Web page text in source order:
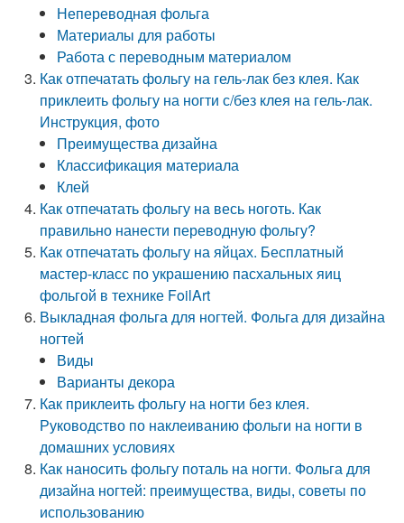
Непереводная фольга
Материалы для работы
Работа с переводным материалом
Как отпечатать фольгу на гель-лак без клея. Как
приклеить фольгу на ногти с/без клея на гель-лак.
Инструкция, фото
Преимущества дизайна
Классификация материала
Клей
Как отпечатать фольгу на весь ноготь. Как
правильно нанести переводную фольгу?
Как отпечатать фольгу на яйцах. Бесплатный
мастер-класс по украшению пасхальных яиц
фольгой в технике FoilArt
Выкладная фольга для ногтей. Фольга для дизайна
ногтей
Виды
Варианты декора
Как приклеить фольгу на ногти без клея.
Руководство по наклеиванию фольги на ногти в
домашних условиях
Как наносить фольгу поталь на ногти. Фольга для
дизайна ногтей: преимущества, виды, советы по
использованию